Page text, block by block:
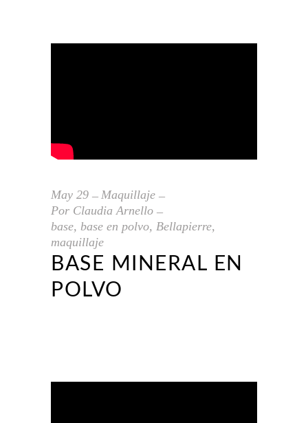
May 29
Maquillaje
Por Claudia Arnello
base, base en polvo, Bellapierre,
maquillaje
BASE MINERAL EN
POLVO